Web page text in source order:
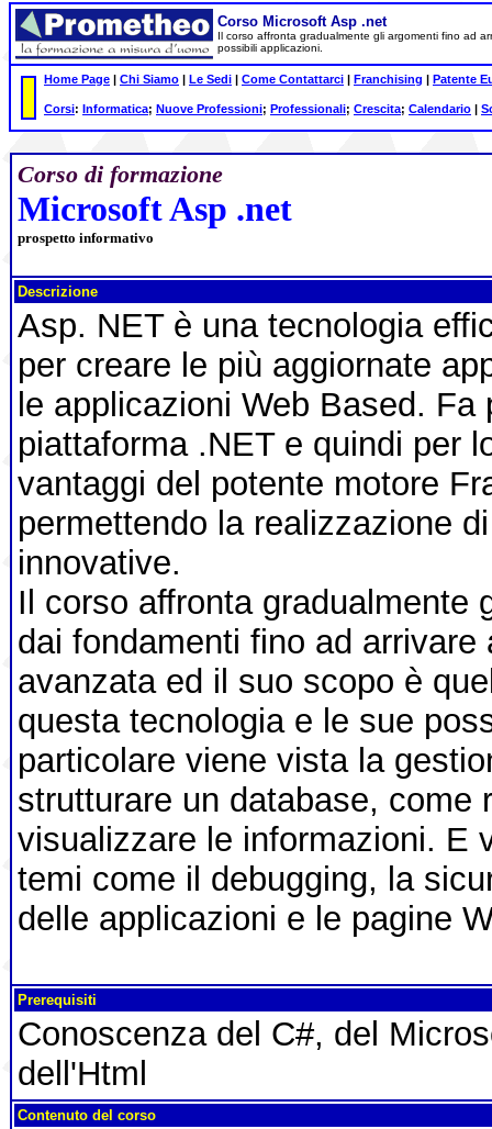
Corso Microsoft Asp .net
Il corso affronta gradualmente gli argomenti fino ad
possibili applicazioni.
Home Page | Chi Siamo | Le Sedi | Come Contattarci | Franchising | Patente
Corsi: Informatica; Nuove Professioni; Professionali; Crescita; Calendario |
Corso di formazione
Microsoft Asp .net
prospetto informativo
Descrizione
Asp. NET è una tecnologia
per creare le più aggiornate
le applicazioni Web Based.
piattaforma .NET e quindi per
vantaggi del potente motore
permettendo la realizzazione
innovative.
Il corso affronta gradualmente
dai fondamenti fino ad arrivare
avanzata ed il suo scopo è
questa tecnologia e le sue
particolare viene vista la
strutturare un database, come
visualizzare le informazioni. E
temi come il debugging, la
delle applicazioni e le pagine
Prerequisiti
Conoscenza del C#, del
dell'Html
Contenuto del corso